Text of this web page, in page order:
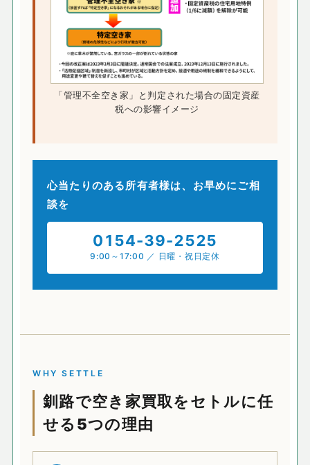
「管理不全空き家」と判定された場合の固定資産
税への影響イメージ
心当たりのある所有者様は、お早めにご相
談を
0154-39-2525
9:00～17:00 ／ 日曜・祝日定休
WHY SETTLE
釧路で空き家買取をセトルに任
せる5つの理由